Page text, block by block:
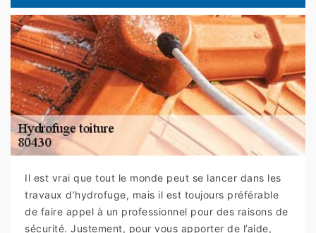
Il est vrai que tout le monde peut se lancer dans les
travaux d’hydrofuge, mais il est toujours préférable
de faire appel à un professionnel pour des raisons de
sécurité. Justement, pour vous apporter de l’aide,